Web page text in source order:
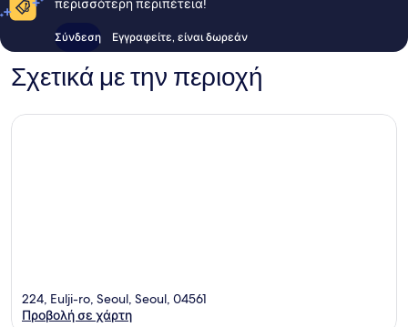
περισσότερη περιπέτεια!
Σύνδεση Εγγραφείτε, είναι δωρεάν
Σχετικά με την περιοχή
224, Eulji-ro, Seoul, Seoul, 04561
Προβολή σε χάρτη